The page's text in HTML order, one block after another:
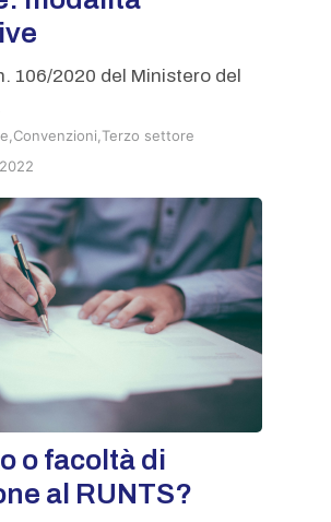
106/2020 del Ministero del
Convenzioni Terzo settore
o facoltà di
al RUNTS?